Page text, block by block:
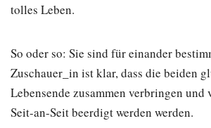
tolles Leben.
So oder so: Sie sind für einander
Zuschauer_in ist klar, dass die beiden
Lebensende zusammen verbringen und
Seit-an-Seit beerdigt werden werden.